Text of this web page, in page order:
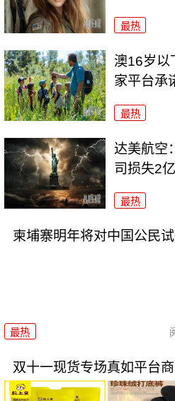
最热
澳16岁以
家平台承
最热
达美航空
司损失2
最热
柬埔寨明年将对中国公民
最热
双十一现货专场真如平台